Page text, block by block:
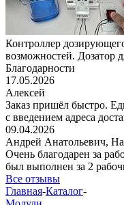
Контроллер
возможностей. Дозатор
Благодарности
17.05.2026
Алексей
Заказ пришёл быстро.
с введением адреса
09.04.2026
Андрей Анатольевич,
Очень благодарен за
был выполнен за 2
Все отзывы
Главная-Каталог-